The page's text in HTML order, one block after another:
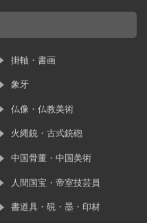
掛軸・書画
象牙
仏像・仏教美術
火縄銃・古式銃砲
中国骨董・中国美術
人間国宝・帝室技芸員
書道具・硯・墨・印材